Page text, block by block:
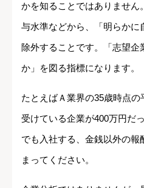
かを知ることではありません
与水準などから、「明らかに
除外することです。「志望企
か」を図る指標になります。
たとえばＡ業界の35歳時点の
受けている企業が400万円だ
でも入社する、金銭以外の報
まってください。